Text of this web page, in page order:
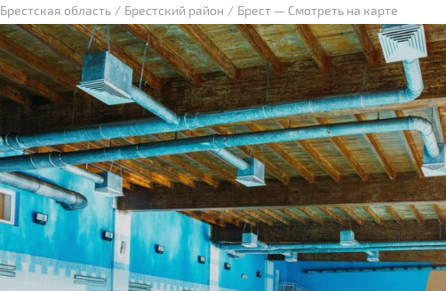
Брестская область Брестский район Брест— Смотреть на карте